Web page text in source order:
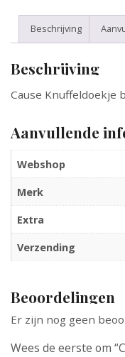
Beschrijving
Beschrijving
Cause Knuffeldoekje
Aanvullende
Webshop
Merk
Extra
Verzending
Beoordelingen
Er zijn nog geen
Wees de eerste om